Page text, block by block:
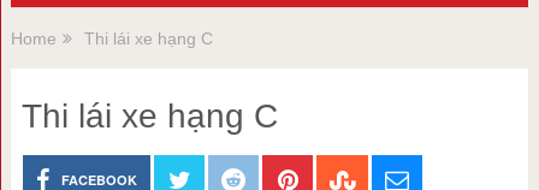
Home Thi lái xe hạng C
Thi lái xe hạng C
FACEBOOK